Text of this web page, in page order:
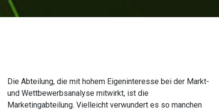
Die Abteilung, die mit hohem Eigeninteresse bei der Markt-
und Wettbewerbsanalyse mitwirkt, ist die
Marketingabteilung. Vielleicht verwundert es so manchen